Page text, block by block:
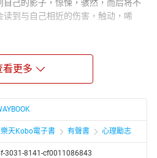
己的影子，惊悚，骇然，而后将不
到与自己相近的伤害，触动，唏
特别关注》等签约作家，《语文报》
说文化传媒签约作家。出版散文集
岁月，芬芳了记忆》《努力，只为
集《草也有自己喜欢的模样》获“杜
”。多次受邀担任全国写作大赛的命
牌导师”。
看更多
樂天Kobo電子書 有聲書 心理勵志
3031-8141-cf0011086843